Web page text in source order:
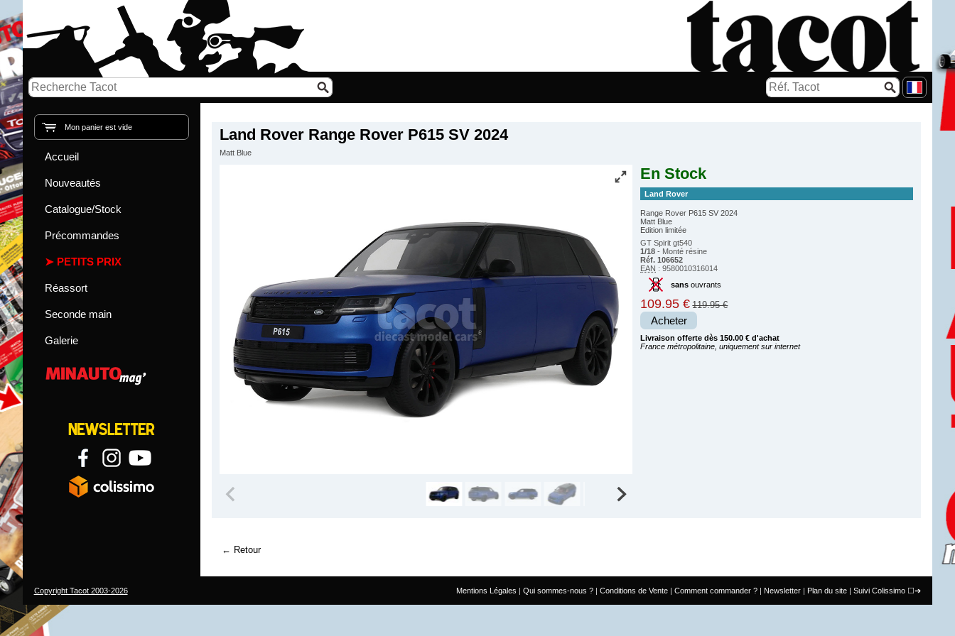
Land Rover Range Rover P615 SV 2024
Matt Blue
En Stock
Land Rover
Range Rover P615 SV 2024
Matt Blue
Edition limitée
GT Spirit gt540
1/18 - Monté résine
Réf. 106652
EAN : 9580010316014
sansouvrants
109.95 € 119.95 €
Acheter
Livraison offerte dès 150.00 € d'achat
France métropolitaine, uniquement sur internet
Retour
Mon panier est vide
Accueil
Nouveautés
Catalogue/Stock
Précommandes
PETITS PRIX
Réassort
Seconde main
Galerie
Mentions Légales Qui sommes-nous ? Conditions de Vente Comment commander ? Newsletter Plan du site Suivi Colissimo
Copyright Tacot 2003-2026